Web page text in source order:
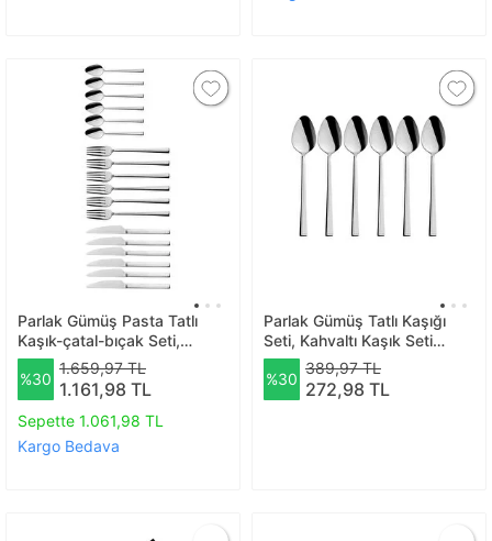
Parlak Gümüş Pasta Tatlı
Kaşık-çatal-bıçak Seti,
Paslanmaz Çelik Kaşık-çatal-
bıçak Seti 18 Adet
%30
1.659,97 TL
1.161,98 TL
Sepette 1.061,98 TL
Kargo Bedava
Parlak Gümüş Tatlı Kaşığı
Seti, Kahvaltı Kaşık Seti
Kutulu, Paslanmaz Çelik, 6
Adet
%30
389,97 TL
272,98 TL